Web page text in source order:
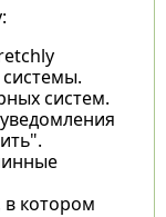
систем.
котором